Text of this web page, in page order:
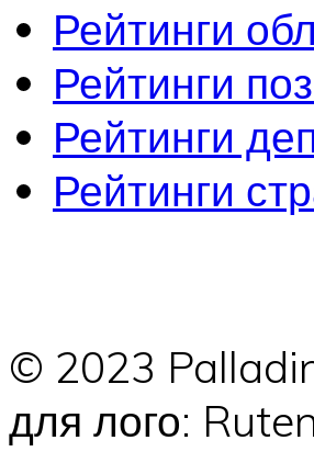
Рейтинги
Рейтинги
Рейтинги
Рейтинги
© 2023
для лого: